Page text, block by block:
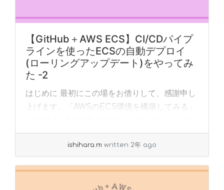
【GitHub＋AWS ECS】CI/CDパイプ
ラインを使ったECSの自動デプロイ
(ローリングアップデート)をやってみ
た -2
はじめに 最初にこの場をお借りして、感謝申し
上げます。「AWSのECS環境を構築してみる」
記事を大変参考にさせていただきました。心よ
りお礼申し上げます。 本記事では、これらの...
ishihara.m written 2年 ago